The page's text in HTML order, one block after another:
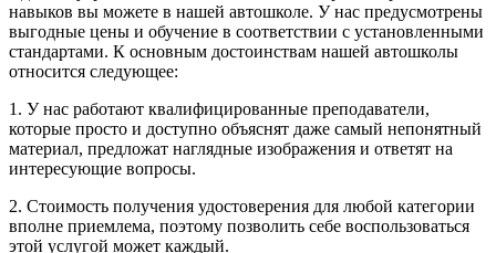
навыков вы можете в нашей автошколе. У нас предусмотрены
выгодные цены и обучение в соответствии с установленными
стандартами. К основным достоинствам нашей автошколы
относится следующее:
1. У нас работают квалифицированные преподаватели,
которые просто и доступно объяснят даже самый непонятный
материал, предложат наглядные изображения и ответят на
интересующие вопросы.
2. Стоимость получения удостоверения для любой категории
вполне приемлема, поэтому позволить себе воспользоваться
этой услугой может каждый.